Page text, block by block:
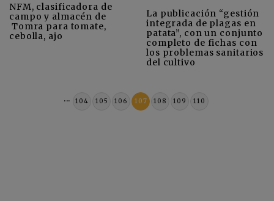
NFM, clasificadora de
campo y almacén de
Tomra para tomate,
cebolla, ajo
La publicación “gestión
integrada de plagas en
patata”, con un conjunto
completo de fichas con
los problemas sanitarios
del cultivo
... 104 105 106 107 108 109 110